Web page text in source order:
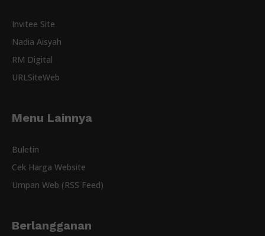
Invitee Site
Nadia Aisyah
RM Digital
URLSiteWeb
Menu Lainnya
Buletin
Cek Harga Website
Umpan Web (RSS Feed)
Berlangganan